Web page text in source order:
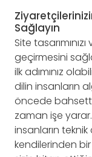
Sağlayın
Site
geçirmesini
ilk adımınız
dilin insanların
öncede
zaman işe
insanların
kendilerinden